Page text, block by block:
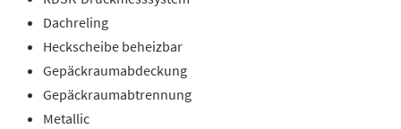
Dachreling
Heckscheibe beheizbar
Gepäckraumabdeckung
Gepäckraumabtrennung
Metallic